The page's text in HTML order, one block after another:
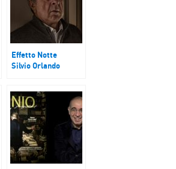
Effetto Notte
Silvio Orlando